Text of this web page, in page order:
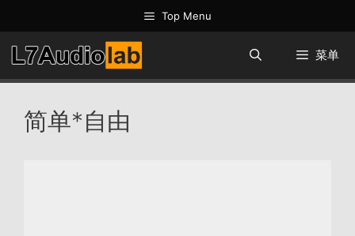
至
内
容
Top Menu
菜单
简单*自由